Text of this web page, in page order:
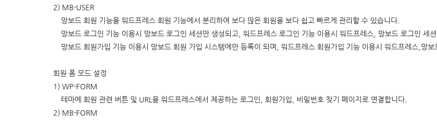
2) MB-USER
망보드 회원 기능을 워드프레스 회원 기능에서 분리하여 보다 많은 회원을 보다 쉽고 빠르게 관리할 수 있습니다.
망보드 로그인 기능 이용시 망보드 로그인 세션만 생성되고,
워드프레스 로그인 기능 이용시 워드프레스, 망보드 로그인 세
망보드 회원가입 기능 이용시 망보드 회원 가입 시스템에만 등록이 되며,
워드프레스 회원가입 기능 이용시 워드프레스,망
회원 폼 모드 설정
1) WP-FORM
테마에 회원 관련 버튼 및 URL을 워드프레스에서 제공하는 로그인, 회원가입, 비밀번호 찾기 페이지로 연결합니다.
2) MB-FORM